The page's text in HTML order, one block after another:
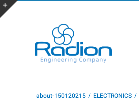
ELECTRONICS
about-150120215